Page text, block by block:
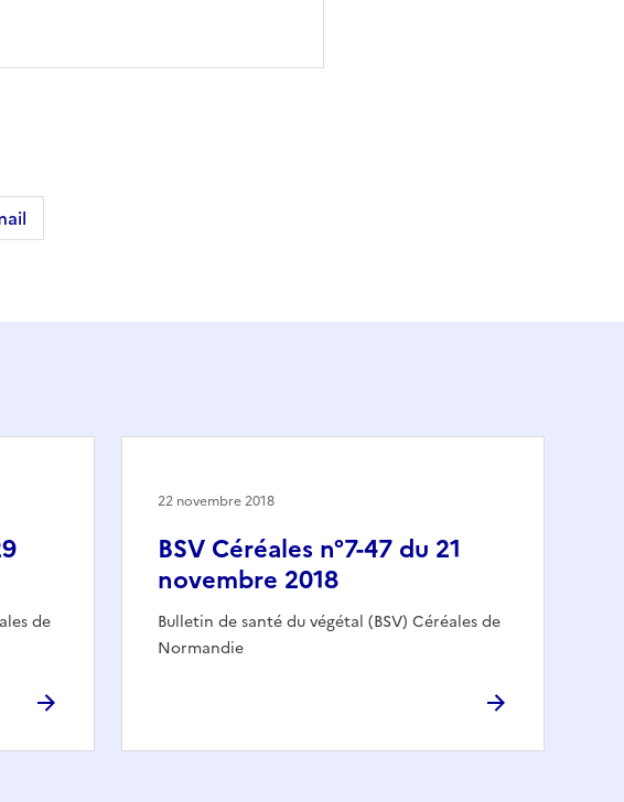
de
BSV Céréales n°7-47 du 21
novembre 2018
Bulletin de santé du végétal (BSV) Céréales de
Normandie
22 novembre 2018